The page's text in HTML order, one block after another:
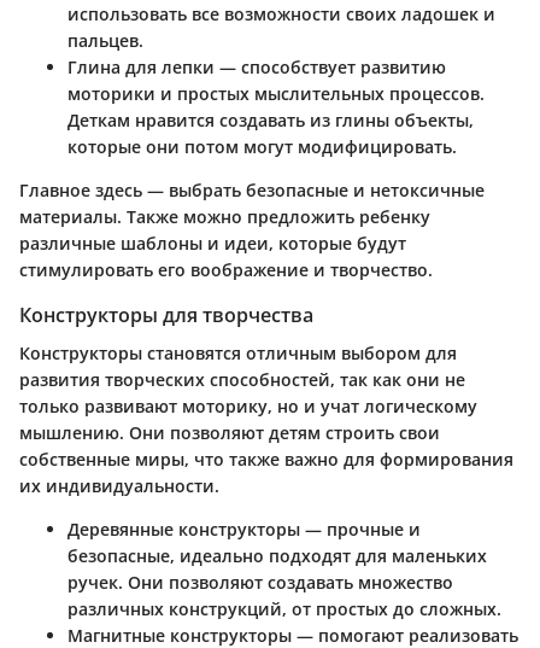
использовать все возможности своих ладошек и
пальцев.
Глина для лепки — способствует развитию
моторики и простых мыслительных процессов.
Деткам нравится создавать из глины объекты,
которые они потом могут модифицировать.
Главное здесь — выбрать безопасные и нетоксичные
материалы. Также можно предложить ребенку
различные шаблоны и идеи, которые будут
стимулировать его воображение и творчество.
Конструкторы для творчества
Конструкторы становятся отличным выбором для
развития творческих способностей, так как они не
только развивают моторику, но и учат логическому
мышлению. Они позволяют детям строить свои
собственные миры, что также важно для формирования
их индивидуальности.
Деревянные конструкторы — прочные и
безопасные, идеально подходят для маленьких
ручек. Они позволяют создавать множество
различных конструкций, от простых до сложных.
Магнитные конструкторы — помогают реализовать